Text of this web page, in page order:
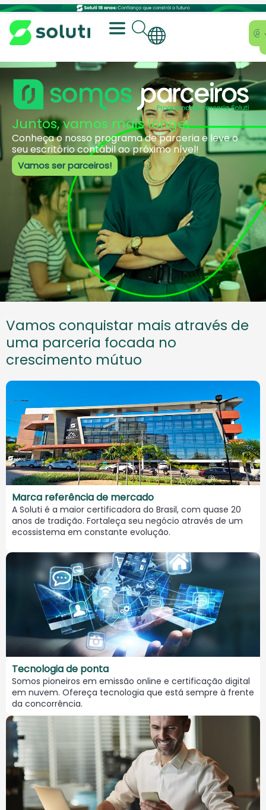
Juntos, vamos mais longe!
Conheça o nosso programa de parceria e leve o
seu escritório contábil ao próximo nível!
Vamos ser parceiros!
Vamos conquistar mais através de
uma parceria focada no
crescimento mútuo
Marca referência de mercado
A Soluti é a maior certificadora do Brasil, com quase 20
anos de tradição. Fortaleça seu negócio através de um
ecossistema em constante evolução.
Tecnologia de ponta
Somos pioneiros em emissão online e certificação digital
em nuvem. Ofereça tecnologia que está sempre à frente
da concorrência.